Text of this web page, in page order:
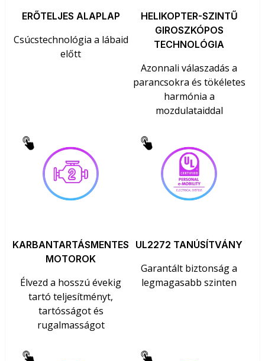
ERŐTELJES ALAPLAP
Csúcstechnológia a lábaid
előtt
HELIKOPTER-SZINTŰ
GIROSZKÓPOS
TECHNOLÓGIA
Azonnali válaszadás a
parancsokra és tökéletes
harmónia a
mozdulataiddal
KARBANTARTÁSMENTES
MOTOROK
Élvezd a hosszú évekig
tartó teljesítményt,
tartósságot és
rugalmasságot
UL2272 TANÚSÍTVÁNY
Garantált biztonság a
legmagasabb szinten